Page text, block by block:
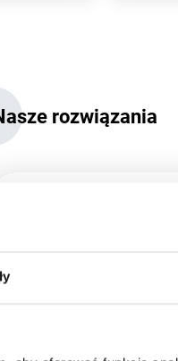
rozwiązania